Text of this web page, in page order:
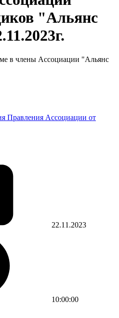
"Альянс
в члены Ассоциации "Альянс
Правления Ассоциации от
22.11.2023
10:00:00